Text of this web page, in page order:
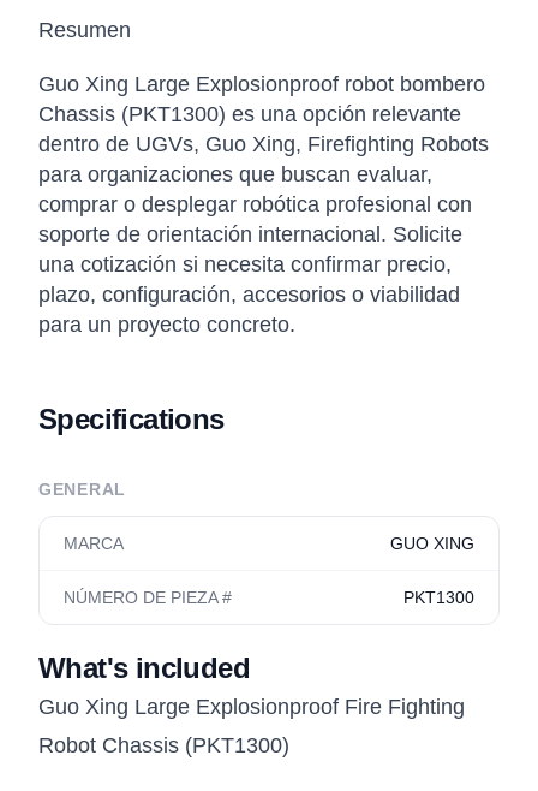
Resumen
Guo Xing Large Explosionproof robot bombero
Chassis (PKT1300) es una opción relevante
dentro de UGVs, Guo Xing, Firefighting Robots
para organizaciones que buscan evaluar,
comprar o desplegar robótica profesional con
soporte de orientación internacional. Solicite
una cotización si necesita confirmar precio,
plazo, configuración, accesorios o viabilidad
para un proyecto concreto.
Specifications
GENERAL
MARCA GUO XING
NÚMERO DE PIEZA # PKT1300
What's included
Guo Xing Large Explosionproof Fire Fighting
Robot Chassis (PKT1300)